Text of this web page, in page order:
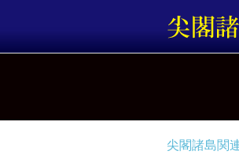
テ
ス
尖閣諸島関